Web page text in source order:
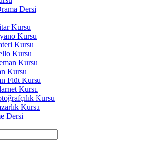
Dersi
Kursu
Kursu
Kursu
Kursu
Kursu
Kursu
Flüt Kursu
Kursu
Kursu
Kursu
Dersi